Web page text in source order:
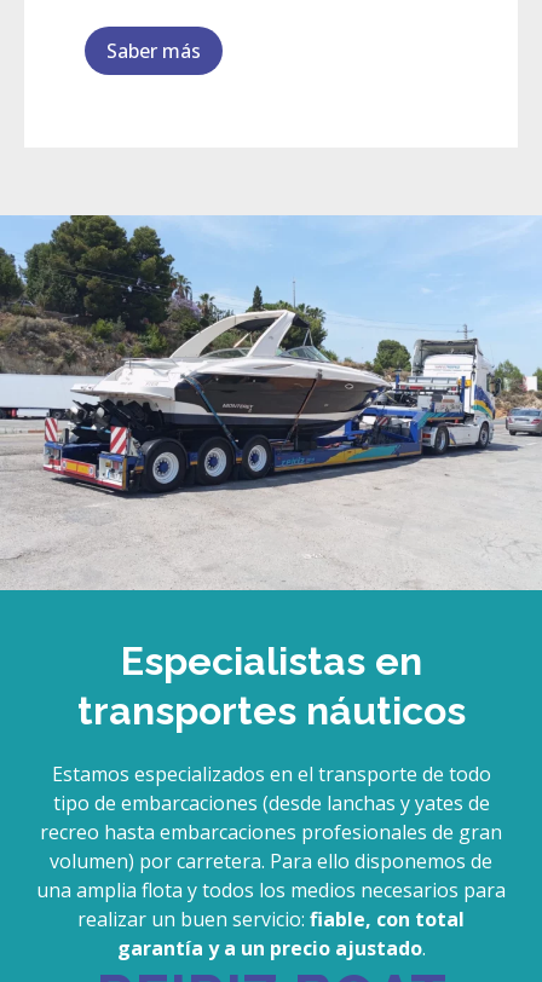
Saber más
Especialistas en
transportes náuticos
Estamos especializados en el transporte de todo
tipo de embarcaciones (desde lanchas y yates de
recreo hasta embarcaciones profesionales de gran
volumen) por carretera. Para ello disponemos de
una amplia flota y todos los medios necesarios para
realizar un buen servicio: fiable, con total
garantía y a un precio ajustado.